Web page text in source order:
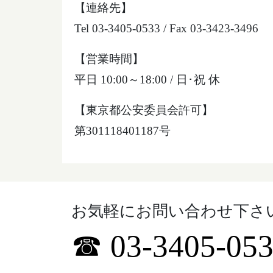
【連絡先】
Tel 03-3405-0533 / Fax 03-3423-3496
【営業時間】
平日 10:00～18:00 / 日･祝 休
【東京都公安委員会許可】
第301118401187号
お気軽にお問い合わせ下さ
☎ 03-3405-